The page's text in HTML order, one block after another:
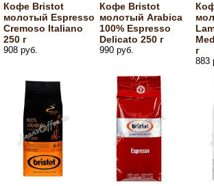
Кофе Bristot
молотый Espresso
Cremoso Italiano
250 г
908 руб.
Кофе Bristot
молотый Arabica
100% Espresso
Delicato 250 г
990 руб.
г
883